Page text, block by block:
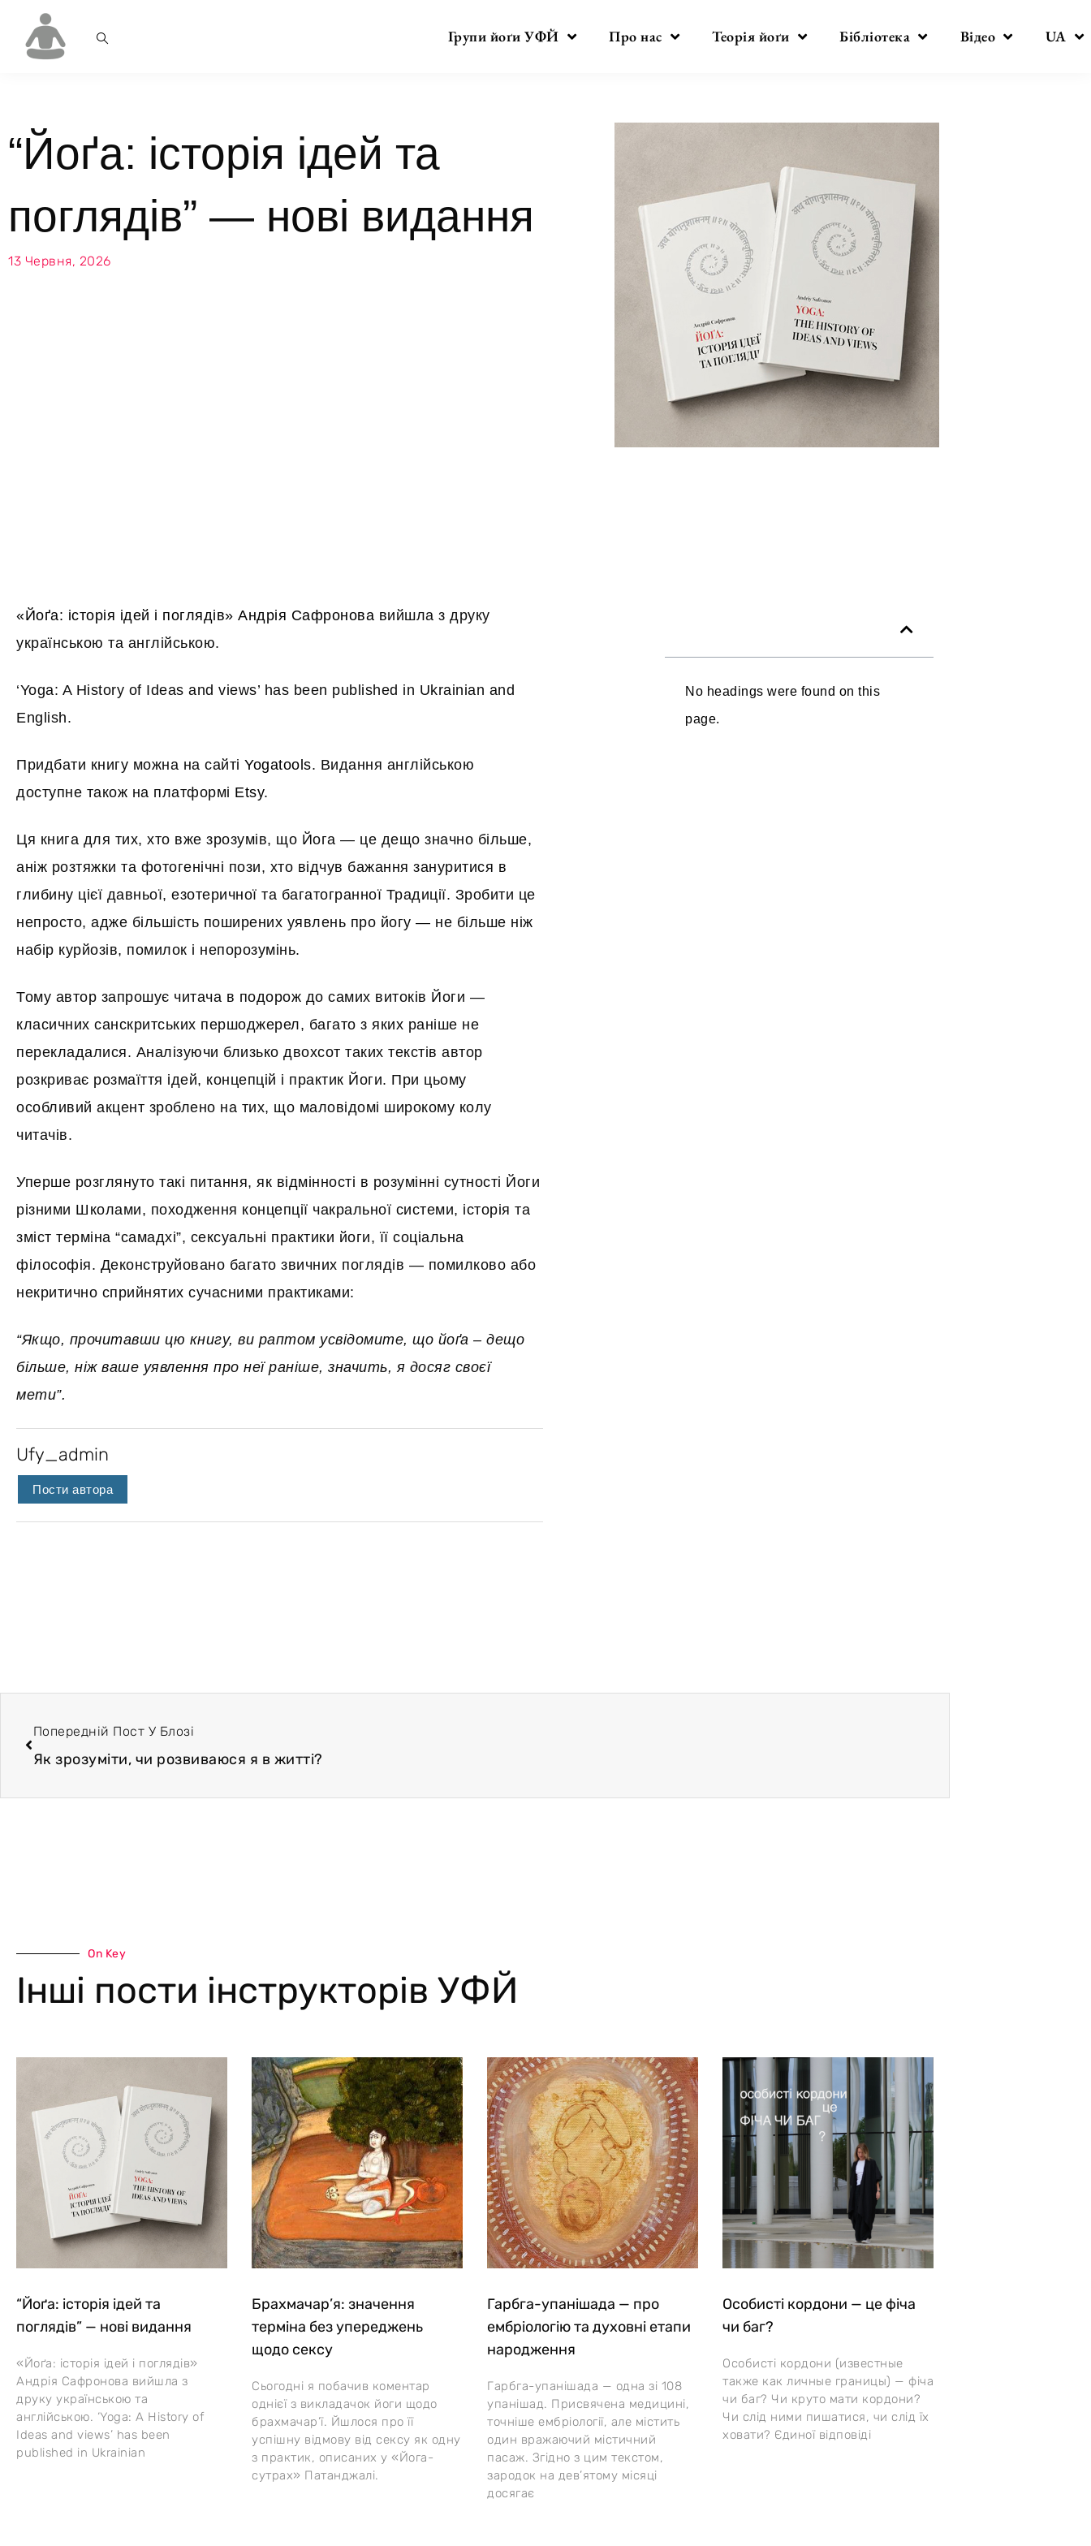
Групи йоґи УФЙ Про нас Теорія йоґи Бібліотека Відео UA
“Йоґа: історія ідей та
поглядів” — нові видання
13 Червня, 2026
«Йоґа: історія ідей і поглядів» Андрія Сафронова вийшла з друку
українською та англійською.
‘Yoga: A History of Ideas and views’ has been published in Ukrainian and
English.
Придбати книгу можна на сайті Yogatools. Видання англійською
доступне також на платформі Etsy.
Ця книга для тих, хто вже зрозумів, що Йога — це дещо значно більше,
аніж розтяжки та фотогенічні пози, хто відчув бажання зануритися в
глибину цієї давньої, езотеричної та багатогранної Традиції. Зробити це
непросто, адже більшість поширених уявлень про йогу — не більше ніж
набір курйозів, помилок і непорозумінь.
Тому автор запрошує читача в подорож до самих витоків Йоги —
класичних санскритських першоджерел, багато з яких раніше не
перекладалися. Аналізуючи близько двохсот таких текстів автор
розкриває розмаїття ідей, концепцій і практик Йоги. При цьому
особливий акцент зроблено на тих, що маловідомі широкому колу
читачів.
Уперше розглянуто такі питання, як відмінності в розумінні сутності Йоги
різними Школами, походження концепції чакральної системи, історія та
зміст терміна “самадхі”, сексуальні практики йоги, її соціальна
філософія. Деконструйовано багато звичних поглядів — помилково або
некритично сприйнятих сучасними практиками:
“Якщо, прочитавши цю книгу, ви раптом усвідомите, що йоґа – дещо
більше, ніж ваше уявлення про неї раніше, значить, я досяг своєї
мети”.
Ufy_admin
Пости автора
No headings were found on this
page.
Попередній Пост У Блозі
Як зрозуміти, чи розвиваюся я в житті?
On Key
Інші пости інструкторів УФЙ
“Йоґа: історія ідей та
поглядів” — нові видання
«Йоґа: історія ідей і поглядів»
Андрія Сафронова вийшла з
друку українською та
англійською. ‘Yoga: A History of
Ideas and views’ has been
published in Ukrainian
Брахмачар’я: значення
терміна без упереджень
щодо сексу
Сьогодні я побачив коментар
однієї з викладачок йоги щодо
брахмачар’ї. Йшлося про її
успішну відмову від сексу як одну
з практик, описаних у «Йога-
сутрах» Патанджалі.
Гарбга-упанішада — про
ембріологію та духовні етапи
народження
Гарбга-упанішада — одна зі 108
упанішад. Присвячена медицині,
точніше ембріології, але містить
один вражаючий містичний
пасаж. Згідно з цим текстом,
зародок на дев’ятому місяці
досягає
Особисті кордони — це фіча
чи баг?
Особисті кордони (известные
также как личные границы) — фіча
чи баг? Чи круто мати кордони?
Чи слід ними пишатися, чи слід їх
ховати? Єдиної відповіді